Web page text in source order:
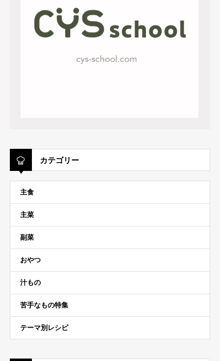
カテゴリー
主食
主菜
副菜
おやつ
汁もの
苦手なもの特集
テーマ別レシピ